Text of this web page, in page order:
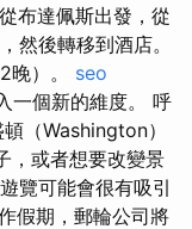
布達佩斯出發，從
然後轉移到酒店。
晚）。 seo
一個新的維度。 呼
（Washington）
，或者想要改變景
覽可能會很有吸引
假期，郵輪公司將